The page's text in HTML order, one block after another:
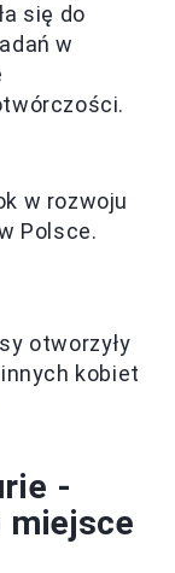
się do
w
w rozwoju
Polsce.
otworzyły
kobiet
-